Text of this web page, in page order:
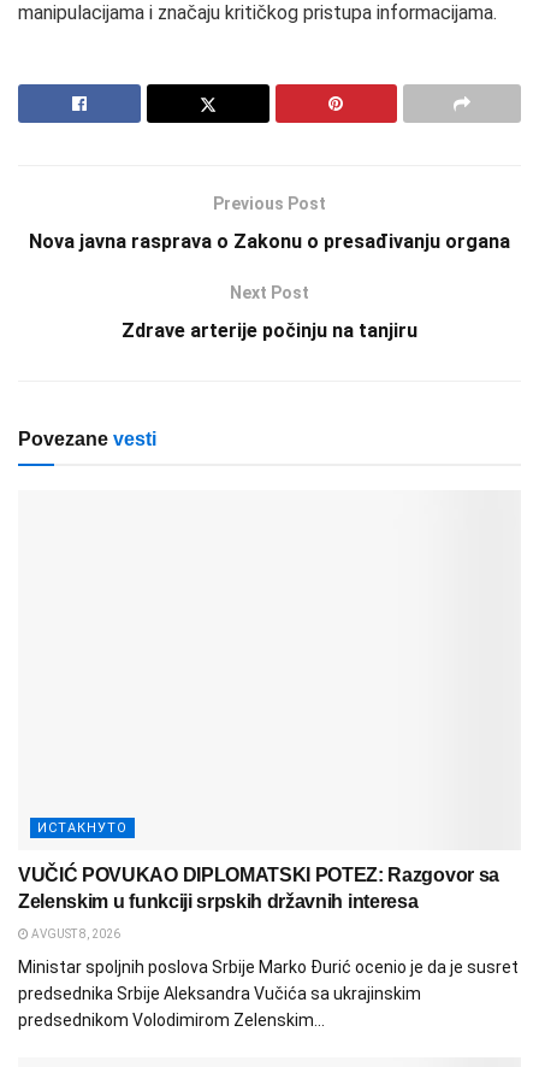
manipulacijama i značaju kritičkog pristupa informacijama.
Previous Post
Nova javna rasprava o Zakonu o presađivanju organa
Next Post
Zdrave arterije počinju na tanjiru
Povezane vesti
ИСТАКНУТО
VUČIĆ POVUKAO DIPLOMATSKI POTEZ: Razgovor sa
Zelenskim u funkciji srpskih državnih interesa
AVGUST 8, 2026
Ministar spoljnih poslova Srbije Marko Đurić ocenio je da je susret
predsednika Srbije Aleksandra Vučića sa ukrajinskim
predsednikom Volodimirom Zelenskim...